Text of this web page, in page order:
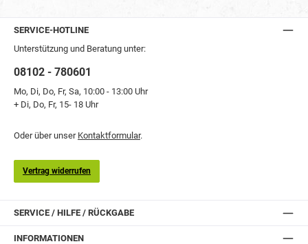
SERVICE-HOTLINE
Unterstützung und Beratung unter:
08102 - 780601
Mo, Di, Do, Fr, Sa, 10:00 - 13:00 Uhr
+ Di, Do, Fr, 15- 18 Uhr
Oder über unser Kontaktformular.
Vertrag widerrufen
SERVICE / HILFE / RÜCKGABE
INFORMATIONEN